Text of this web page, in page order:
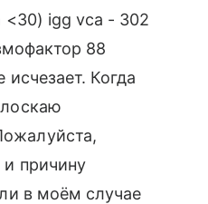
<30) igg vca - 302
88
Когда
причину
в моём случае